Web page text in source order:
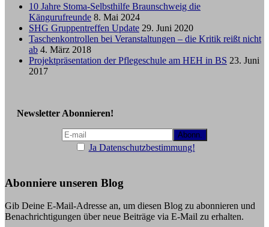
10 Jahre Stoma-Selbsthilfe Braunschweig die
Kängurufreunde 8. Mai 2024
SHG Gruppentreffen Update 29. Juni 2020
Taschenkontrollen bei Veranstaltungen – die Kritik reißt nicht
ab 4. März 2018
Projektpräsentation der Pflegeschule am HEH in BS 23. Juni
2017
Newsletter Abonnieren!
Ja Datenschutzbestimmung!
Abonniere unseren Blog
Gib Deine E-Mail-Adresse an, um diesen Blog zu abonnieren und
Benachrichtigungen über neue Beiträge via E-Mail zu erhalten.